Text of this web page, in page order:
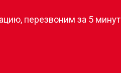
перезвоним за 5 минут